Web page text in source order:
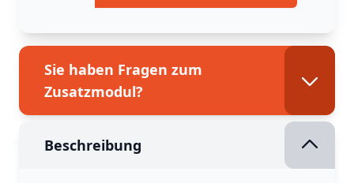
Sie haben Fragen zum
Zusatzmodul?
Beschreibung